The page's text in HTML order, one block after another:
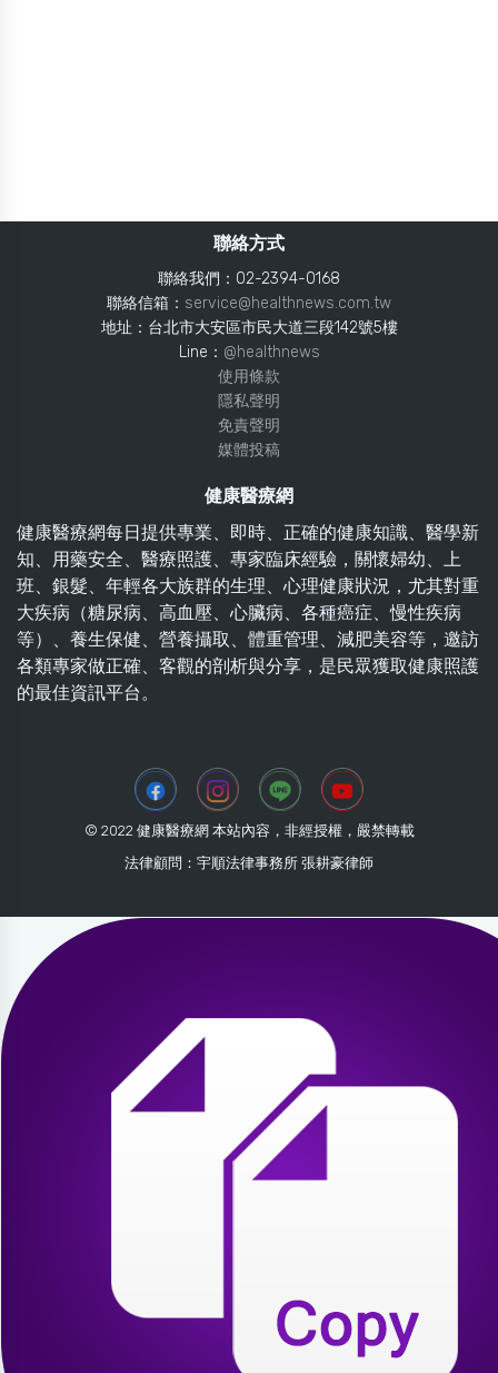
聯絡方式
聯絡我們：02-2394-0168
聯絡信箱： service@healthnews.com.tw
地址：台北市大安區市民大道三段142號5樓
Line： @healthnews
使用條款
隱私聲明
免責聲明
媒體投稿
健康醫療網
健康醫療網每日提供專業、即時、正確的健康知識、醫學新
知、用藥安全、醫療照護、專家臨床經驗，關懷婦幼、上
班、銀髮、年輕各大族群的生理、心理健康狀況，尤其對重
大疾病（糖尿病、高血壓、心臟病、各種癌症、慢性疾病
等）、養生保健、營養攝取、體重管理、減肥美容等，邀訪
各類專家做正確、客觀的剖析與分享，是民眾獲取健康照護
的最佳資訊平台。
© 2022 健康醫療網 本站內容，非經授權，嚴禁轉載
法律顧問：宇順法律事務所 張耕豪律師